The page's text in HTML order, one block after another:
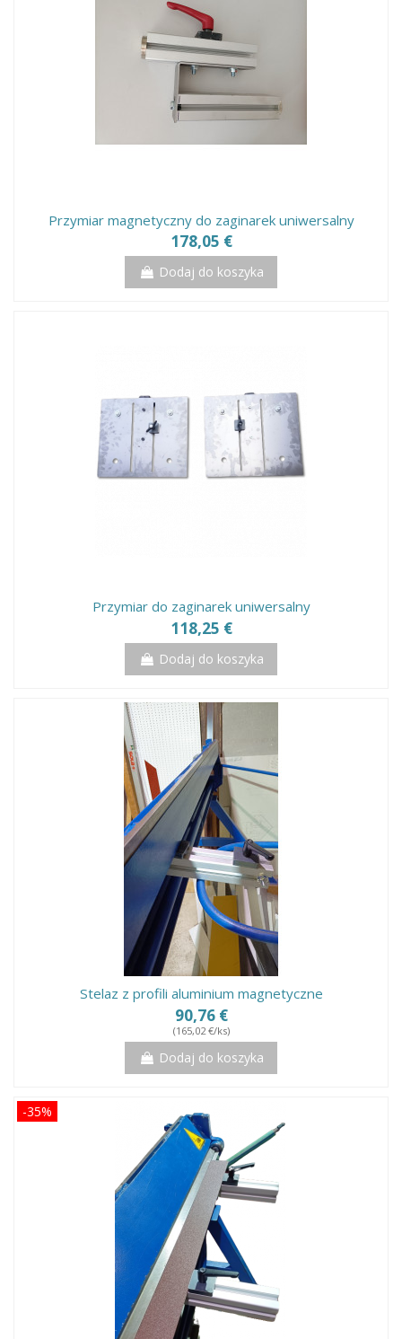
Przymiar magnetyczny do zaginarek uniwersalny
178,05 €
Dodaj do koszyka
Przymiar do zaginarek uniwersalny
118,25 €
Dodaj do koszyka
Stelaz z profili aluminium magnetyczne
90,76 €
(165,02 €/ks)
Dodaj do koszyka
-35%